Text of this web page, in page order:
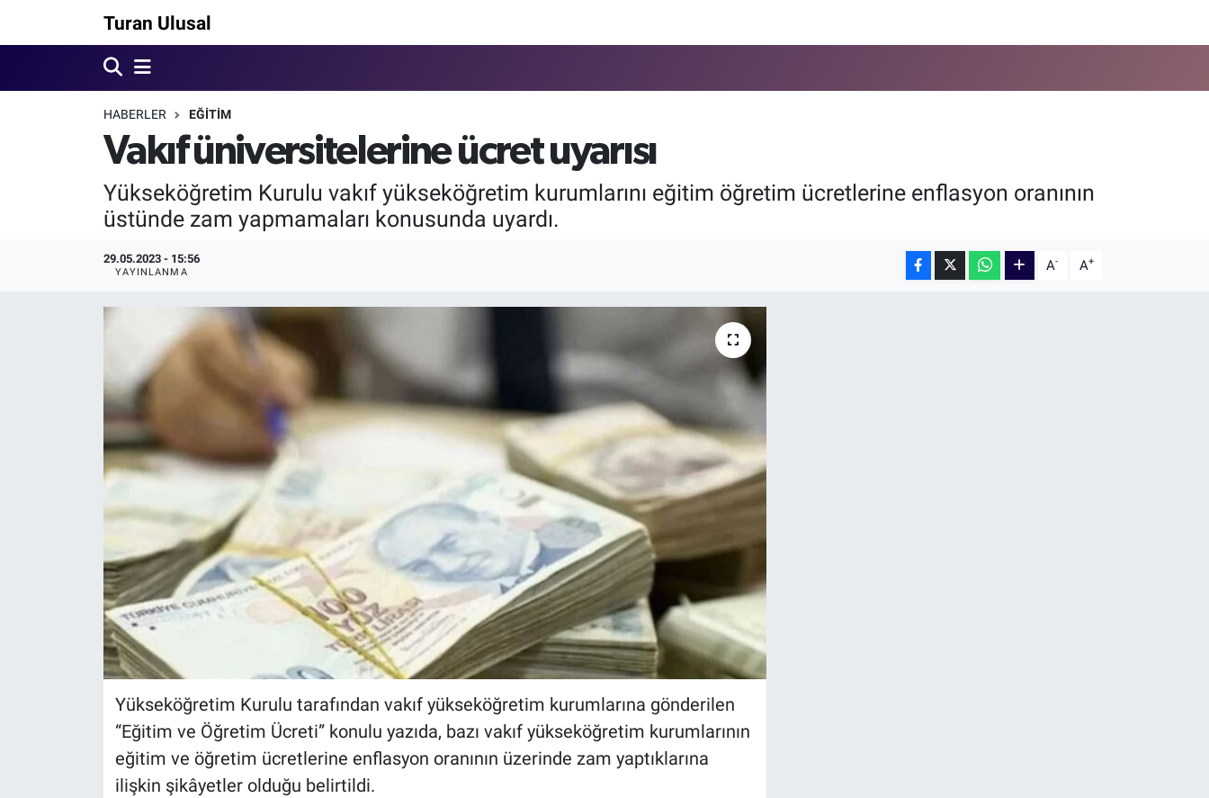
Turan Ulusal
HABERLER EĞİTİM
Vakıf üniversitelerine ücret uyarısı
Yükseköğretim Kurulu vakıf yükseköğretim kurumlarını eğitim öğretim ücretlerine enflasyon oranının
üstünde zam yapmamaları konusunda uyardı.
29.05.2023 - 15:56
YAYINLANMA A- A+
Yükseköğretim Kurulu tarafından vakıf yükseköğretim kurumlarına gönderilen
“Eğitim ve Öğretim Ücreti” konulu yazıda, bazı vakıf yükseköğretim kurumlarının
eğitim ve öğretim ücretlerine enflasyon oranının üzerinde zam yaptıklarına
ilişkin şikâyetler olduğu belirtildi.